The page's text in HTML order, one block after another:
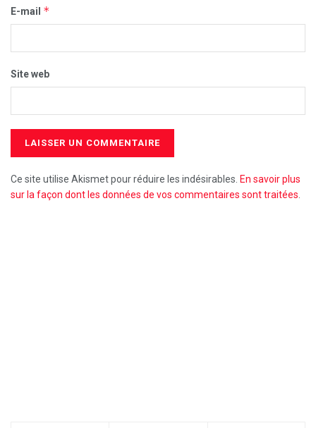
E-mail *
Site web
Ce site utilise Akismet pour réduire les indésirables. En savoir plus
sur la façon dont les données de vos commentaires sont traitées.